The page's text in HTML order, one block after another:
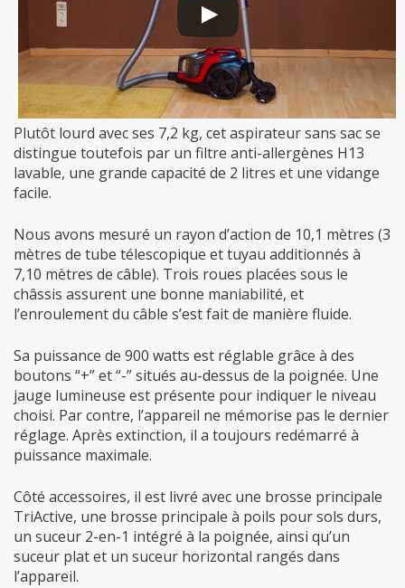
Plutôt lourd avec ses 7,2 kg, cet aspirateur sans sac se
distingue toutefois par un filtre anti-allergènes H13
lavable, une grande capacité de 2 litres et une vidange
facile.
Nous avons mesuré un rayon d’action de 10,1 mètres (3
mètres de tube télescopique et tuyau additionnés à
7,10 mètres de câble). Trois roues placées sous le
châssis assurent une bonne maniabilité, et
l’enroulement du câble s’est fait de manière fluide.
Sa puissance de 900 watts est réglable grâce à des
boutons “+” et “-” situés au-dessus de la poignée. Une
jauge lumineuse est présente pour indiquer le niveau
choisi. Par contre, l’appareil ne mémorise pas le dernier
réglage. Après extinction, il a toujours redémarré à
puissance maximale.
Côté accessoires, il est livré avec une brosse principale
TriActive, une brosse principale à poils pour sols durs,
un suceur 2-en-1 intégré à la poignée, ainsi qu’un
suceur plat et un suceur horizontal rangés dans
l’appareil.